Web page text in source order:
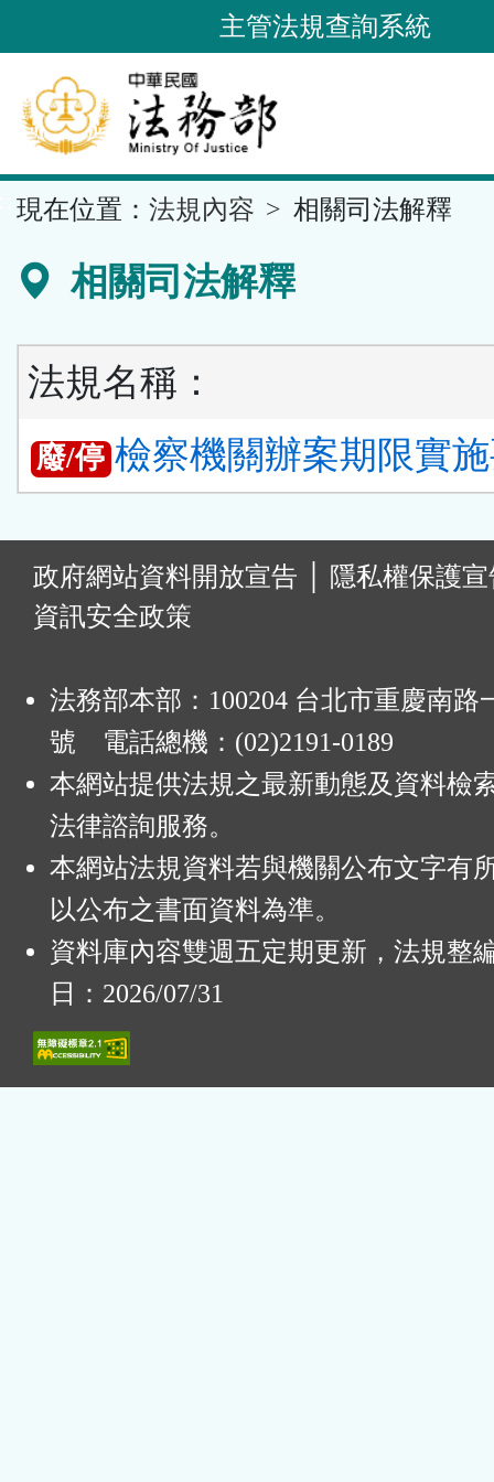
到
要
內
容
區
主管法規查詢系統
現在位置： 法規內容 相關司法解釋
相關司法解釋
法規名稱：
廢/停 檢察機關辦案期限實
政府網站資料開放宣告
隱私權保護
資訊安全政策
法務部本部：100204 台北市重慶南路
號 電話總機：(02)2191-0189
本網站提供法規之最新動態及資料檢
法律諮詢服務。
本網站法規資料若與機關公布文字有
以公布之書面資料為準。
資料庫內容雙週五定期更新，法規整
日：2026/07/31